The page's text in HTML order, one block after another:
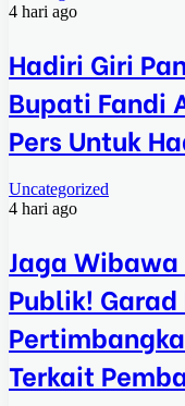
4 hari ago
Hadiri Giri
Bupati Fandi
Pers Untuk
Uncategorized
4 hari ago
Jaga
Publik!
Terkait